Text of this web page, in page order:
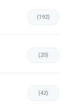
(192)
(20)
(42)